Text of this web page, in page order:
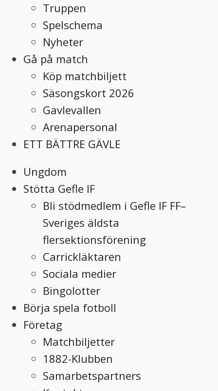
Truppen
Spelschema
Nyheter
Gå på match
Köp matchbiljett
Säsongskort 2026
Gavlevallen
Arenapersonal
ETT BÄTTRE GÄVLE
Ungdom
Stötta Gefle IF
Bli stödmedlem i Gefle IF FF–
Sveriges äldsta
flersektionsförening
Carrickläktaren
Sociala medier
Bingolotter
Börja spela fotboll
Företag
Matchbiljetter
1882-Klubben
Samarbetspartners